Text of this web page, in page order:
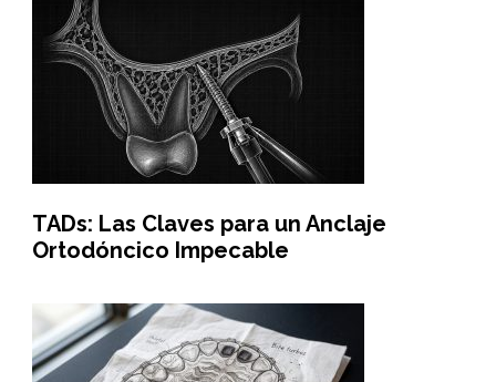
TADs: Las Claves para un Anclaje
Ortodóncico Impecable